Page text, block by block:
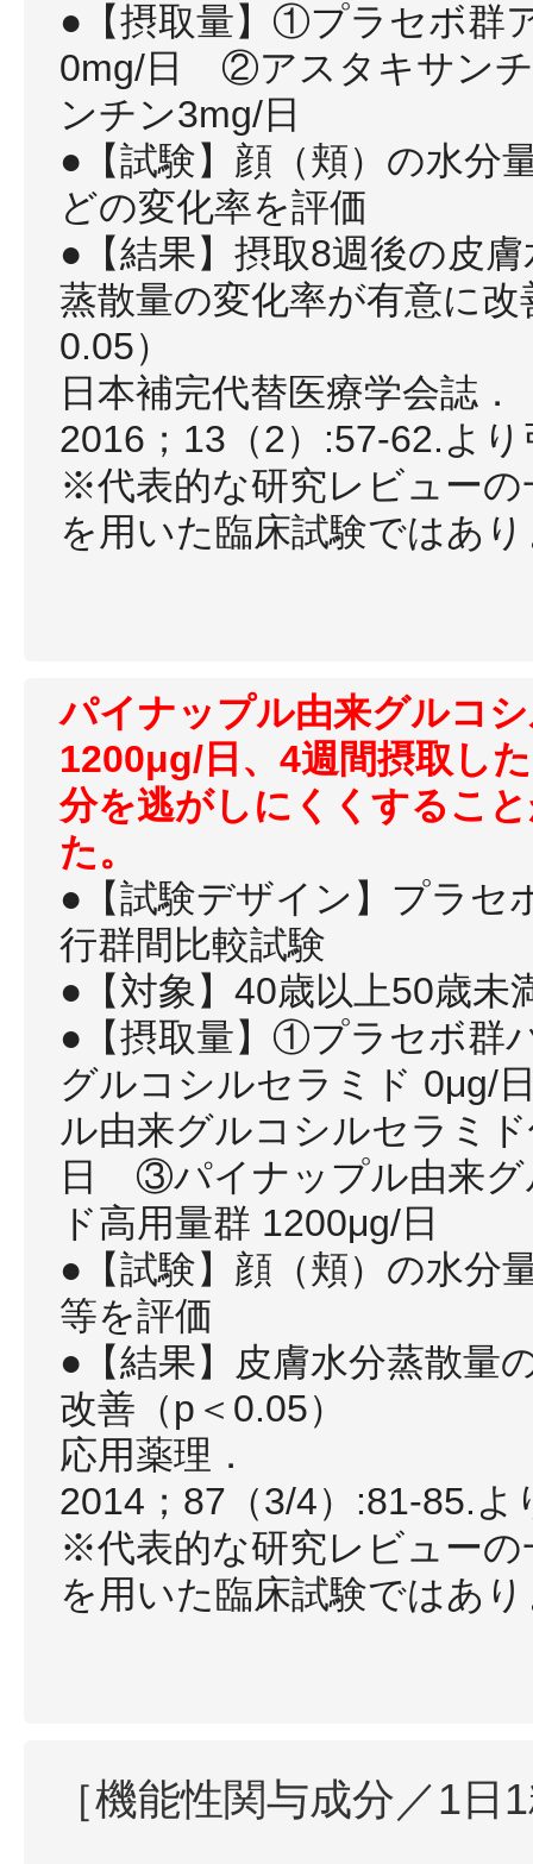
●【摂取量】①プラセボ群
0mg/日 ②アスタキサンチ
ンチン3mg/日
●【試験】顔（頬）の水分
どの変化率を評価
●【結果】摂取8週後の皮
蒸散量の変化率が有意に
0.05）
日本補完代替医療学会誌．
2016；13（2）:57-62.より
※代表的な研究レビューの
を用いた臨床試験ではあ
パイナップル由来グルコ
1200μg/日、4週間摂取し
分を逃がしにくくするこ
た。
●【試験デザイン】プラセ
行群間比較試験
●【対象】40歳以上50歳
●【摂取量】①プラセボ群
グルコシルセラミド
ル由来グルコシルセラミ
日 ③パイナップル由来グ
ド高用量群 1200μg/日
●【試験】顔（頬）の水分
等を評価
●【結果】皮膚水分蒸散量
改善（p＜0.05）
応用薬理．
2014；87（3/4）:81-85.よ
※代表的な研究レビューの
を用いた臨床試験ではあ
［機能性関与成分／1日